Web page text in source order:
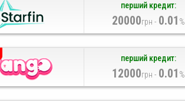
перший кредит:
20000грн - 0.01 %
перший кредит:
12000грн - 0.01 %